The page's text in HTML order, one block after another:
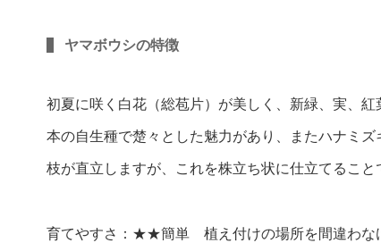
ヤマボウシの特徴
初夏に咲く白花（総苞片）が美しく、新緑、実、
本の自生種で楚々とした魅力があり、またハナミ
枝が直立しますが、これを株立ち状に仕立てるこ
育てやすさ：★★簡単 植え付けの場所を間違わな